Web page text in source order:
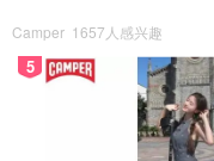
Camper 1657人感兴趣
5